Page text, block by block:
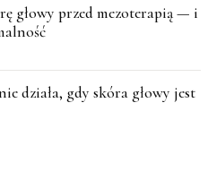
głowy przed mezoterapią — i
działa, gdy skóra głowy jest